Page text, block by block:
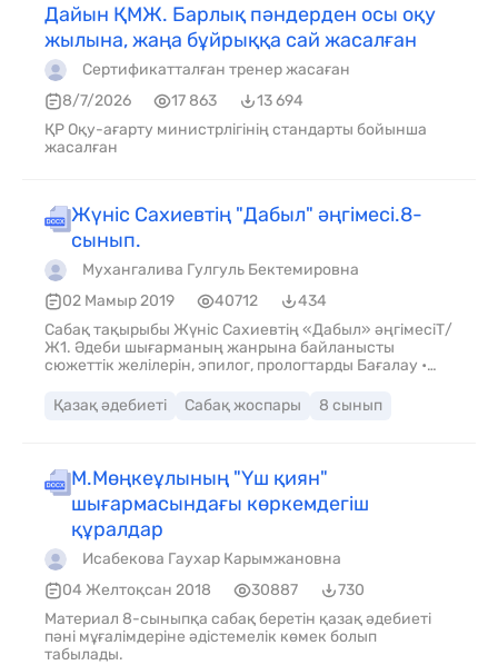
Дайын ҚМЖ. Барлық пәндерден осы оқу
жылына, жаңа бұйрыққа сай жасалған
Сертификатталған тренер жасаған
8/7/2026
17 863
13 694
ҚР Оқу-ағарту министрлігінің стандарты бойынша
жасалған
Жүніс Сахиевтің "Дабыл" әңгімесі.8-
сынып.
Мухангалива Гулгуль Бектемировна
02 Мамыр 2019
40712
434
Сабақ тақырыбы Жүніс Сахиевтің «Дабыл» әңгімесіТ/
Ж1. Әдеби шығарманың жанрына байланысты
сюжеттік желілерін, эпилог, прологтарды Бағалау •
алады. • Эпилог, прологтарды анықтайды.
Қазақ әдебиеті Сабақ жоспары 8 сынып
М.Мөңкеұлының "Үш қиян"
шығармасындағы көркемдегіш
құралдар
Исабекова Гаухар Карымжановна
04 Желтоқсан 2018
30887
730
Материал 8-сыныпқа сабақ беретін қазақ әдебиеті
пәні мұғалімдеріне әдістемелік көмек болып
табылады.